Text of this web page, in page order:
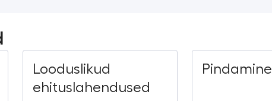
Looduslikud
ehituslahendused
Pindamine